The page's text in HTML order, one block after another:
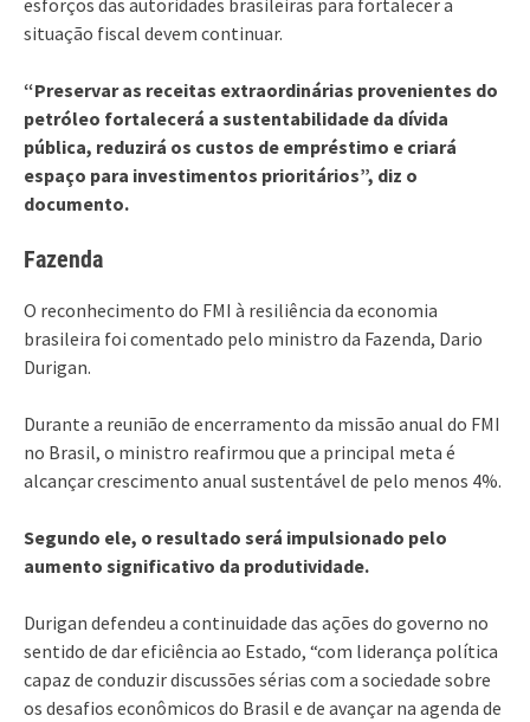
situação fiscal devem continuar.
“Preservar as receitas extraordinárias provenientes do
petróleo fortalecerá a sustentabilidade da dívida
pública, reduzirá os custos de empréstimo e criará
espaço para investimentos prioritários”, diz o
documento.
Fazenda
O reconhecimento do FMI à resiliência da economia
brasileira foi comentado pelo ministro da Fazenda, Dario
Durigan.
Durante a reunião de encerramento da missão anual do FMI
no Brasil, o ministro reafirmou que a principal meta é
alcançar crescimento anual sustentável de pelo menos 4%.
Segundo ele, o resultado será impulsionado pelo
aumento significativo da produtividade.
Durigan defendeu a continuidade das ações do governo no
sentido de dar eficiência ao Estado, “com liderança política
capaz de conduzir discussões sérias com a sociedade sobre
os desafios econômicos do Brasil e de avançar na agenda de